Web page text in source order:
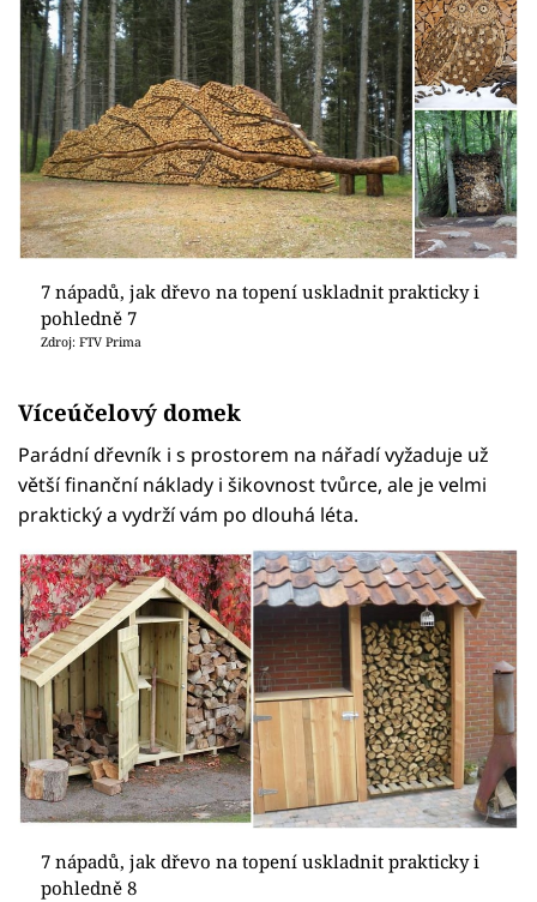
7 nápadů, jak dřevo na topení uskladnit prakticky i
pohledně 7
Zdroj: FTV Prima
Víceúčelový domek
Parádní dřevník i s prostorem na nářadí vyžaduje už
větší finanční náklady i šikovnost tvůrce, ale je velmi
praktický a vydrží vám po dlouhá léta.
7 nápadů, jak dřevo na topení uskladnit prakticky i
pohledně 8